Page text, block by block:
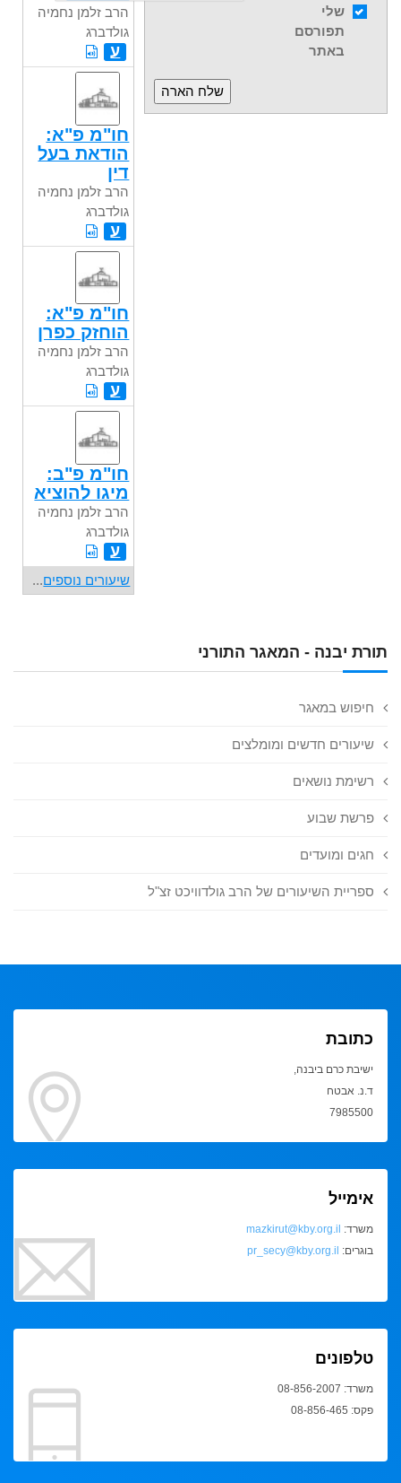
תורת יבנה - המאגר התורני
חיפוש במאגר
שיעורים חדשים ומומלצים
רשימת נושאים
פרשת שבוע
חגים ומועדים
ספריית השיעורים של הרב גולדוויכט זצ"ל
שלי
תפורסם
באתר
הרב זלמן נחמיה
גולדברג
ע
חו"מ פ"א:
הודאת בעל
דין
הרב זלמן נחמיה
גולדברג
ע
חו"מ פ"א:
הוחזק כפרן
הרב זלמן נחמיה
גולדברג
ע
חו"מ פ"ב:
מיגו להוציא
הרב זלמן נחמיה
גולדברג
ע
שיעורים נוספים...
כתובת
ישיבת כרם ביבנה,
ד.נ. אבטח
7985500
אימייל
משרד: mazkirut@kby.org.il
בוגרים: pr_secy@kby.org.il
טלפונים
משרד: 08-856-2007
פקס: 08-856-465